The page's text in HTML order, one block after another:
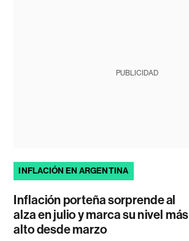
PUBLICIDAD
INFLACIÓN EN ARGENTINA
Inflación porteña sorprende al
alza en julio y marca su nivel más
alto desde marzo